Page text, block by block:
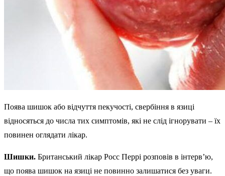
Поява шишок або відчуття пекучості, свербіння в язиці
відносяться до числа тих симптомів, які не слід ігнорувати – їх
повинен оглядати лікар.
Шишки. Британський лікар Росс Перрі розповів в інтерв’ю,
що поява шишок на язиці не повинно залишатися без уваги.